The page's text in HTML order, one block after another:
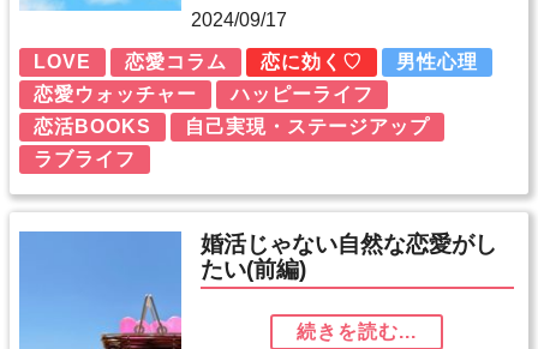
2024/09/17
LOVE 恋愛コラム 恋に効く♡
男性心理
恋愛ウォッチャー
ハッピーライフ
恋活BOOKS
自己実現・ステージアップ
ラブライフ
婚活じゃない自然な恋愛がし
たい(前編)
続きを読む...